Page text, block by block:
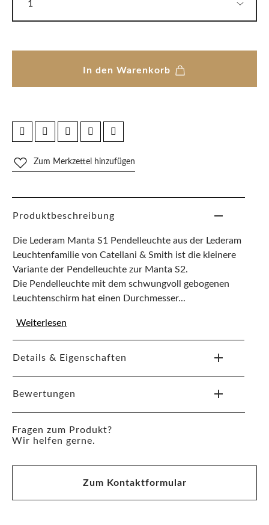
In den Warenkorb
Zum Merkzettel hinzufügen
Produktbeschreibung
Die Lederam Manta S1 Pendelleuchte aus der Lederam
Leuchtenfamilie von Catellani & Smith ist die kleinere
Variante der Pendelleuchte zur Manta S2.
Die Pendelleuchte mit dem schwungvoll gebogenen
Leuchtenschirm hat einen Durchmesser...
Weiterlesen
Details & Eigenschaften
Bewertungen
Fragen zum Produkt?
Wir helfen gerne.
Zum Kontaktformular